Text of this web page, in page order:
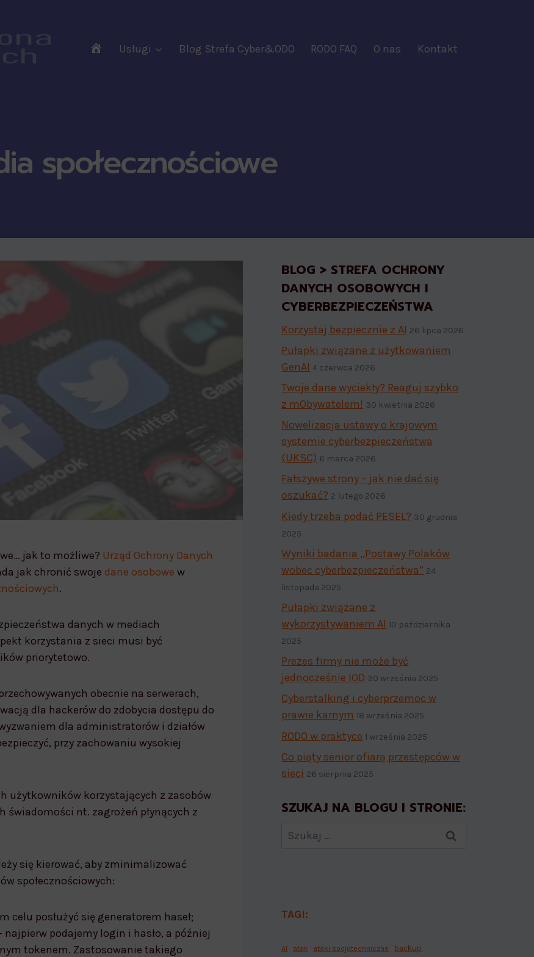
RODOUsługi Blog Strefa Cyber&ODO RODO FAQ O nas Kontakt
społecznościowe
jak to możliwe? Urząd Ochrony Danych
jak chronić swoje dane osobowe w
.
danych w mediach
korzystania z sieci musi być
priorytetowo.
obecnie na serwerach,
dla hackerów do zdobycia dostępu do
dla administratorów i działów
przy zachowaniu wysokiej
użytkowników korzystających z zasobów
nt. zagrożeń płynących z
się kierować, aby zminimalizować
społecznościowych:
celu posłużyć się generatorem haseł;
podajemy login i hasło, a później
tokenem. Zastosowanie takiego
BLOG > STREFA OCHRONY
DANYCH OSOBOWYCH I
CYBERBEZPIECZEŃSTWA
Korzystaj bezpiecznie z AI 26 lipca 2026
Pułapki związane z użytkowaniem
GenAI 4 czerwca 2026
Twoje dane wyciekły? Reaguj szybko
z mObywatelem! 30 kwietnia 2026
Nowelizacja ustawy o krajowym
systemie cyberbezpieczeństwa
(UKSC) 6 marca 2026
Fałszywe strony – jak nie dać się
oszukać? 2 lutego 2026
Kiedy trzeba podać PESEL? 30 grudnia
2025
Wyniki badania „Postawy Polaków
wobec cyberbezpieczeństwa” 24
listopada 2025
Pułapki związane z
wykorzystywaniem AI 10 października
2025
Prezes firmy nie może być
jednocześnie IOD 30 września 2025
Cyberstalking i cyberprzemoc w
prawie karnym 18 września 2025
RODO w praktyce 1 września 2025
Co piąty senior ofiarą przestępców w
sieci 26 sierpnia 2025
SZUKAJ NA BLOGU I STRONIE:
TAGI:
AI atak ataki socjotechniczne backup